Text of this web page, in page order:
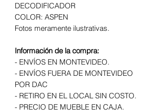
DECODIFICADOR
COLOR: ASPEN
Fotos meramente ilustrativas.
Información de la compra:
- ENVÍOS EN MONTEVIDEO.
- ENVÍOS FUERA DE MONTEVIDEO
POR DAC
- RETIRO EN EL LOCAL SIN COSTO.
- PRECIO DE MUEBLE EN CAJA.